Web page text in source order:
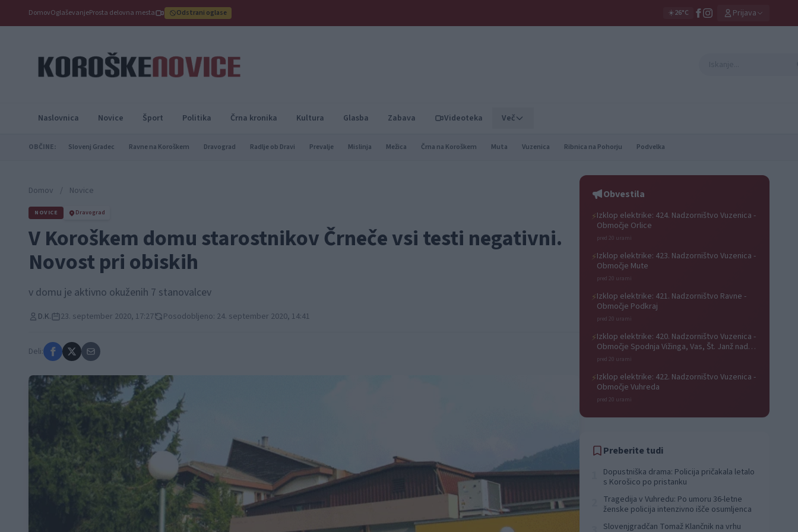
DomovOglaševanjeProsta delovna mesta Odstrani oglase ☀️26°C Prijava
Naslovnica Novice Šport Politika Črna kronika Kultura Glasba Zabava Videoteka Več
OBČINE: Slovenj Gradec Ravne na Koroškem Dravograd Radlje ob Dravi Prevalje Mislinja Mežica Črna na Koroškem Muta Vuzenica Ribnica na Pohorju Podvelka
Domov / Novice
NOVICE Dravograd
V Koroškem domu starostnikov Črneče vsi testi negativni.
Novost pri obiskih
v domu je aktivno okuženih 7 stanovalcev
D.K. 23. september 2020, 17:27 Posodobljeno: 24. september 2020, 14:41
Deli:
Obvestila
⚡Izklop elektrike: 424. Nadzorništvo Vuzenica -
Območje Orlice
pred 20 urami
⚡Izklop elektrike: 423. Nadzorništvo Vuzenica -
Območje Mute
pred 20 urami
⚡Izklop elektrike: 421. Nadzorništvo Ravne -
Območje Podkraj
pred 20 urami
⚡Izklop elektrike: 420. Nadzorništvo Vuzenica -
Območje Spodnja Vižinga, Vas, Št. Janž nad
Radljami, Suhi Vrh, Dobrava
pred 20 urami
⚡Izklop elektrike: 422. Nadzorništvo Vuzenica -
Območje Vuhreda
pred 20 urami
Preberite tudi
Dopustniška drama: Policija pričakala letalo
s Korošico po pristanku
Tragedija v Vuhredu: Po umoru 36-letne
ženske policija intenzivno išče osumljenca
Slovenjgradčan Tomaž Klančnik na vrhu